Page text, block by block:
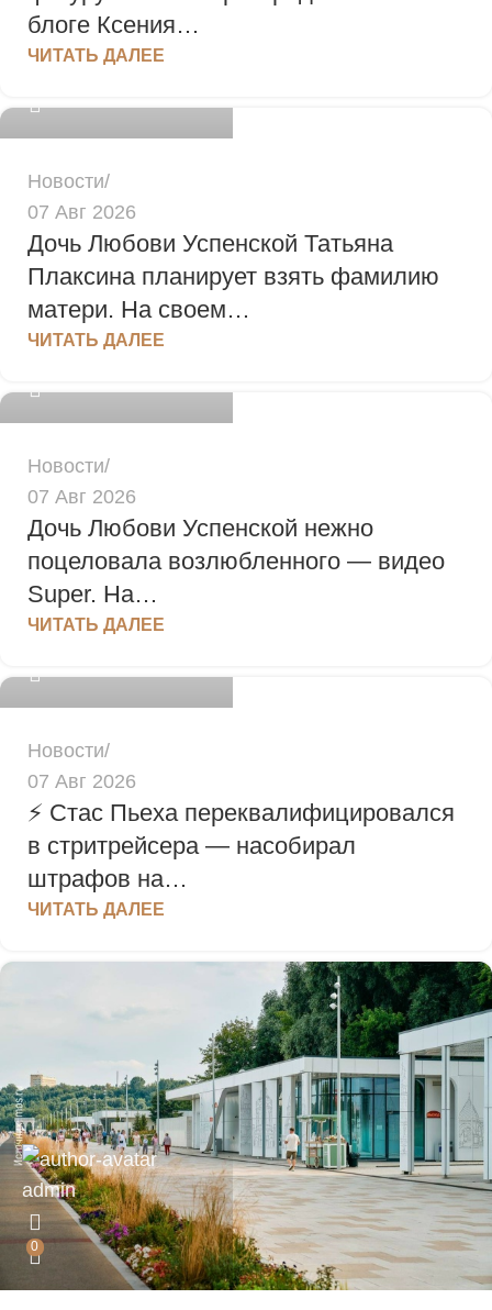
блоге Ксения…
ЧИТАТЬ ДАЛЕЕ
admin
Новости
07 Авг 2026
Дочь Любови Успенской Татьяна
Плаксина планирует взять фамилию
матери. На своем…
ЧИТАТЬ ДАЛЕЕ
admin
Новости
07 Авг 2026
Дочь Любови Успенской нежно
поцеловала возлюбленного — видео
Super. На…
ЧИТАТЬ ДАЛЕЕ
admin
Новости
07 Авг 2026
⚡️ Стас Пьеха переквалифицировался
в стритрейсера — насобирал
штрафов на…
ЧИТАТЬ ДАЛЕЕ
admin
0